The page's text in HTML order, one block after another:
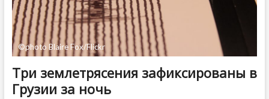
©photo Blaire Fox/Flickr
Три землетрясения зафиксированы в
Грузии за ночь